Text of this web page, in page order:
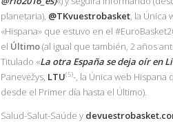
planetaria), @TKvuestrobasket, la Única
«Hispana» que estuvo en el
el Último(al igual que también, 2 años
Titulado «La otra España se deja oír en
Panevėžys, LTU(5)-, la Única web Hispana
desde el Primer día hasta el Último).
Salud-Salut-Saúde y